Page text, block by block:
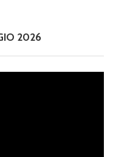
2026